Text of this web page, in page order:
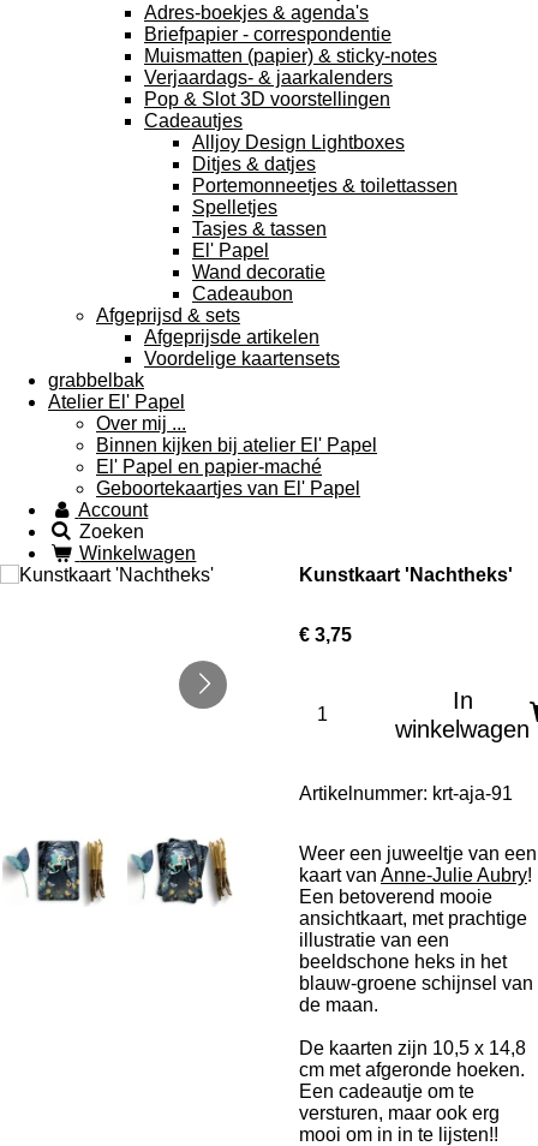
Adres-boekjes & agenda's
Briefpapier - correspondentie
Muismatten (papier) & sticky-notes
Verjaardags- & jaarkalenders
Pop & Slot 3D voorstellingen
Cadeautjes
Alljoy Design Lightboxes
Ditjes & datjes
Portemonneetjes & toilettassen
Spelletjes
Tasjes & tassen
El' Papel
Wand decoratie
Cadeaubon
Afgeprijsd & sets
Afgeprijsde artikelen
Voordelige kaartensets
grabbelbak
Atelier El' Papel
Over mij ...
Binnen kijken bij atelier El' Papel
El' Papel en papier-maché
Geboortekaartjes van El' Papel
Account
Zoeken
Winkelwagen
Kunstkaart 'Nachtheks'
€ 3,75
In
winkelwagen
Artikelnummer: krt-aja-91
Weer een juweeltje van een
kaart van Anne-Julie Aubry!
Een betoverend mooie
ansichtkaart, met prachtige
illustratie van een
beeldschone heks in het
blauw-groene schijnsel van
de maan.
De kaarten zijn 10,5 x 14,8
cm met afgeronde hoeken.
Een cadeautje om te
versturen, maar ook erg
mooi om in in te lijsten!!